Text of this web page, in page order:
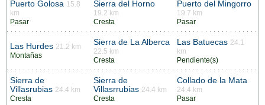
Puerto Golosa 15.8
km
Pasar
Sierra del Horno
19.2 km
Cresta
Puerto del Mingorro
19.7 km
Pasar
Las Hurdes 21.2 km
Montañas
Sierra de La Alberca
22.5 km
Cresta
Las Batuecas 24.1
km
Pendiente(s)
Sierra de
Villasrubias 24.4 km
Cresta
Sierra de
Villasrrubias 24.4 km
Cresta
Collado de la Mata
24.4 km
Pasar